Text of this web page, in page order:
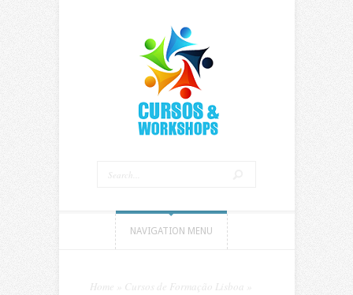
NAVIGATION MENU
Home Cursos de Formação Lisboa